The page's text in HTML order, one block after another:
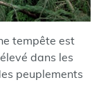
tempête est
dans les
peuplements